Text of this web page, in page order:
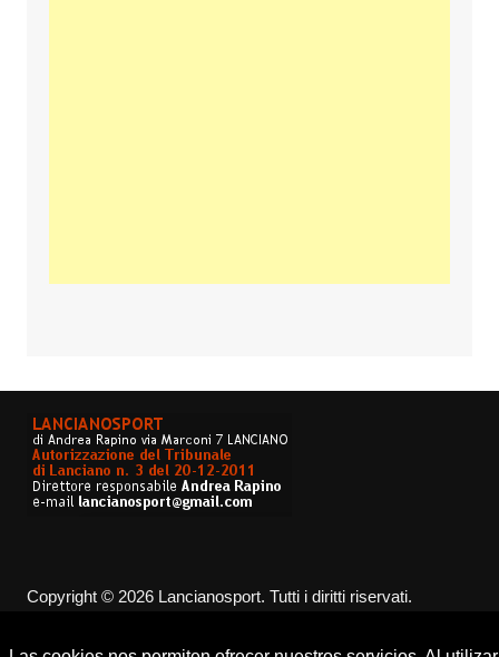
Copyright © 2026 Lancianosport. Tutti i diritti riservati.